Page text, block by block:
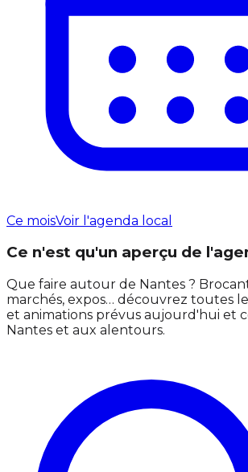
Ce moisVoir l'agenda local
Ce n'est qu'un aperçu de
Que faire autour de Nantes ?
marchés, expos… découvrez toutes
et animations prévus aujourd'hui et
Nantes et aux alentours.